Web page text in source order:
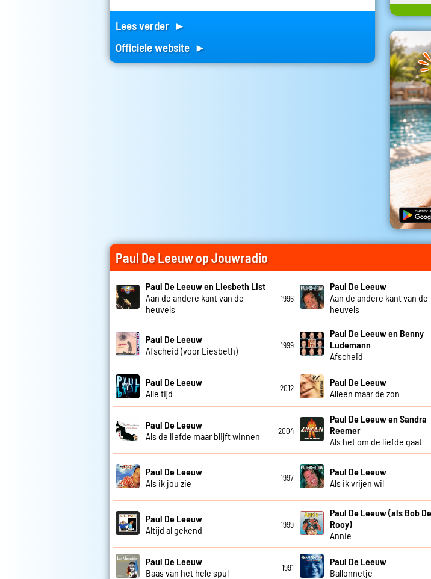
Lees verder ►
Officiele website ►
Paul De Leeuw op Jouwradio
Paul De Leeuw en Liesbeth List
Aan de andere kant van de
heuvels
1996
Paul De Leeuw
Aan de andere kant van de
heuvels
Paul De Leeuw
Afscheid (voor Liesbeth)
1999
Paul De Leeuw en Benny
Ludemann
Afscheid
Paul De Leeuw
Alle tijd
2012
Paul De Leeuw
Alleen maar de zon
Paul De Leeuw
Als de liefde maar blijft winnen
2004
Paul De Leeuw en Sandra
Reemer
Als het om de liefde gaat
Paul De Leeuw
Als ik jou zie
1997
Paul De Leeuw
Als ik vrijen wil
Paul De Leeuw
Altijd al gekend
1999
Paul De Leeuw (als Bob De
Rooy)
Annie
Paul De Leeuw
Baas van het hele spul
1991
Paul De Leeuw
Ballonnetje